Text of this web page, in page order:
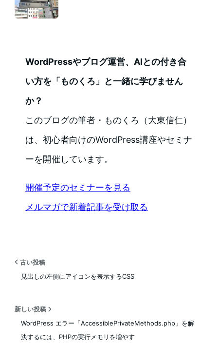
WordPressやブログ運営、AIとの付き合
い方を「ものくろ」と一緒に学びません
か？
このブログの筆者・ものくろ（大東信仁）
は、初心者向けのWordPress講座やセミナ
ーを開催しています。
開催予定のセミナーを見る
メルマガで新着記事を受け取る
古い投稿
見出しの左側にアイコンを表示するCSS
新しい投稿
WordPress エラー「AccessiblePrivateMethods.php」を解
決するには、PHPの実行メモリを増やす